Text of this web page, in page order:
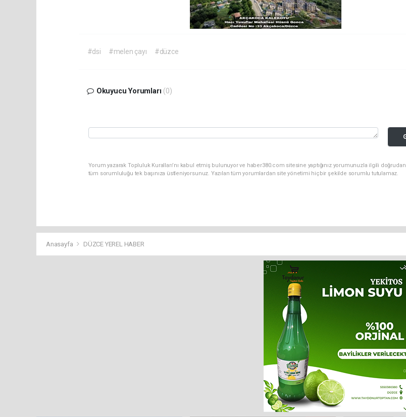
#dsi #melen çayı #düzce
Okuyucu Yorumları (0)
Yorum yazarak Topluluk Kuralları’nı kabul etmiş bulunuyor ve haber380.com sitesine yaptığınız yorumunuzla ilgili doğrudan
tüm sorumluluğu tek başınıza üstleniyorsunuz. Yazılan tüm yorumlardan site yönetimi hiçbir şekilde sorumlu tutulamaz.
Anasayfa DÜZCE YEREL HABER